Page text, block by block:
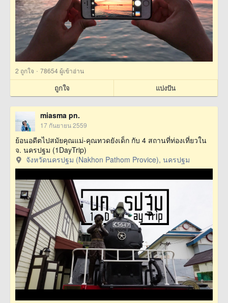
2 ถูกใจ · 78654 ผู้เข้าอ่าน
ถูกใจ แบ่งปัน
miasma pn.
17 กันยายน 2559
ย้อนอดีตไปสมัยคุณแม่-คุณทวดยังเด็ก กับ 4 สถานที่ท่องเที่ยวใน
จ. นครปฐม (1DayTrip)
จังหวัดนครปฐม (Nakhon Pathom Provice), นครปฐม